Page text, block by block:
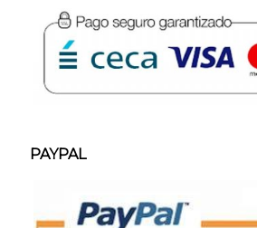
PAYPAL